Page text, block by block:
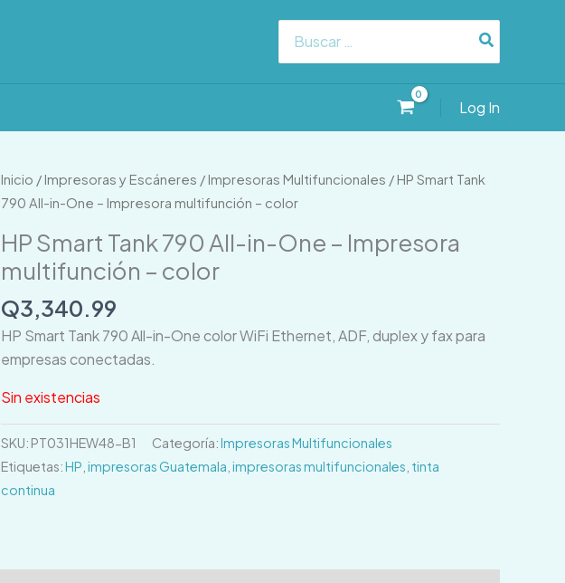
for:
Log In
Inicio / Impresoras y Escáneres / Impresoras Multifuncionales / HP Smart Tank
790 All-in-One – Impresora multifunción – color
HP Smart Tank 790 All-in-One – Impresora
multifunción – color
Q3,340.99
HP Smart Tank 790 All-in-One color WiFi Ethernet, ADF, duplex y fax para
empresas conectadas.
Sin existencias
SKU: PT031HEW48-B1 Categoría:Impresoras Multifuncionales
Etiquetas:HP impresoras Guatemala impresoras multifuncionales tinta
continua